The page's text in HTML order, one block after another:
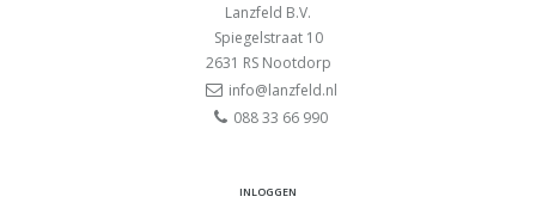
Lanzfeld B.V.
Spiegelstraat 10
2631 RS Nootdorp
info@lanzfeld.nl
088 33 66 990
INLOGGEN